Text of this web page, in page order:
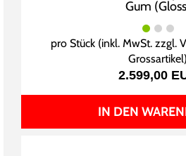
Gum
pro Stück (inkl. MwSt. zzgl.
Grossartikel)
2.599,00
IN DEN